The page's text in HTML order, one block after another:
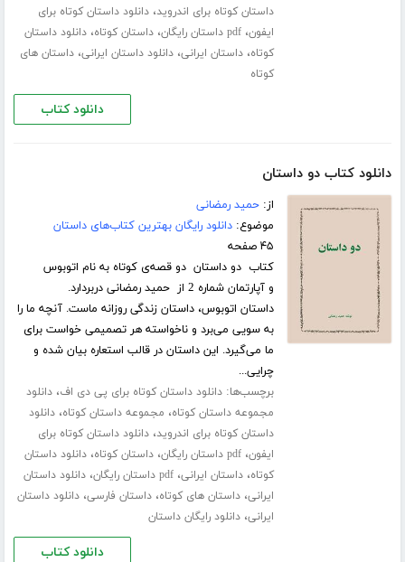
داستان کوتاه برای اندروید،دانلود داستان کوتاه برای
ایفون،pdf داستان رایگان ،داستان کوتاه،دانلود داستان
کوتاه،داستان ایرانی،دانلود داستان ایرانی،داستان های
کوتاه
دانلود کتاب
دانلود کتاب دو داستان
از:حمید رمضانی
موضوع:دانلود رایگان بهترین کتاب‌های داستان
۴۵ صفحه
کتاب دو داستان دو قصه‌ی کوتاه به نام اتوبوس
و آپارتمان شماره 2 از حمید رمضانی دربردارد.
داستان اتوبوس، داستان زندگی روزانه ماست. آنچه ما را
به سویی می‌برد و ناخواسته هر تصمیمی خواست برای
ما می‌گیرد. این داستان در قالب استعاره بیان شده و
چرایی...
برچسب‌ها:دانلود داستان کوتاه برای پی دی اف،دانلود
مجموعه داستان کوتاه، مجموعه داستان کوتاه،دانلود
داستان کوتاه برای اندروید،دانلود داستان کوتاه برای
ایفون،pdf داستان رایگان ،داستان کوتاه،دانلود داستان
کوتاه،داستان ایرانی،pdf داستان رایگان ،دانلود داستان
ایرانی،داستان های کوتاه،داستان فارسی،دانلود داستان
ایرانی،دانلود رایگان داستان
دانلود کتاب